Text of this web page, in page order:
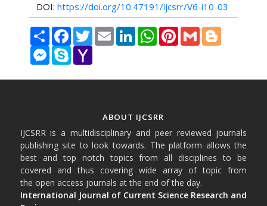
DOI: https://doi.org/10.47191/ijcsrr/V6-i10-03
Share FacebookTwitterEmail LinkedInWhatsAppPinterestGmail Blogger
Messenger
Skype Yahoo
ABOUT IJCSRR
IJCSRR is a multidisciplinary and peer reviewed journals
publishing site to look towards. The platform allows the
best and top notch topics from all disciplines to be
covered and thus covering wide array of topic from
the open access journals at the end of the day.
International Journal of Current Science Research and